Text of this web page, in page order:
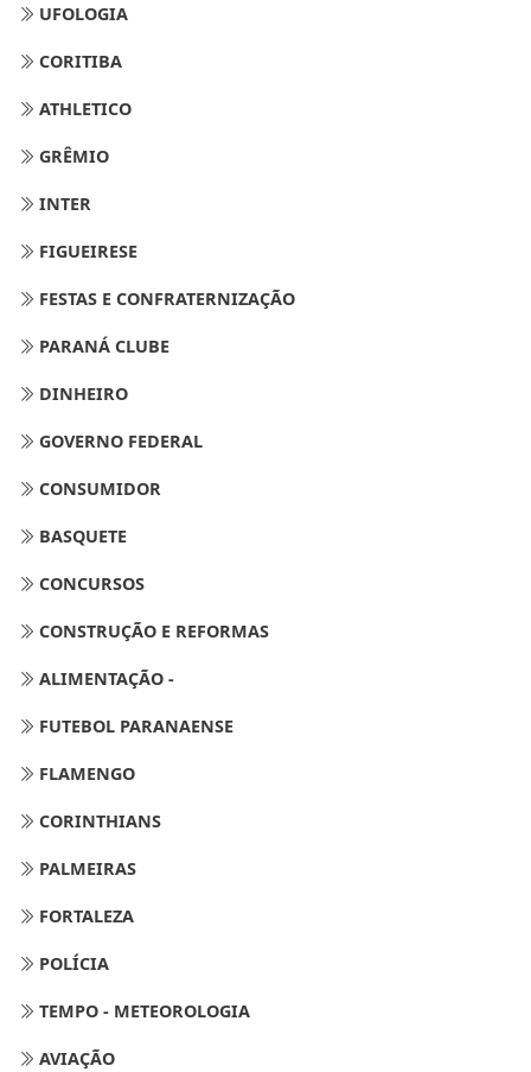
UFOLOGIA
CORITIBA
ATHLETICO
GRÊMIO
INTER
FIGUEIRESE
FESTAS E CONFRATERNIZAÇÃO
PARANÁ CLUBE
DINHEIRO
GOVERNO FEDERAL
CONSUMIDOR
BASQUETE
CONCURSOS
CONSTRUÇÃO E REFORMAS
ALIMENTAÇÃO -
FUTEBOL PARANAENSE
FLAMENGO
CORINTHIANS
PALMEIRAS
FORTALEZA
POLÍCIA
TEMPO - METEOROLOGIA
AVIAÇÃO